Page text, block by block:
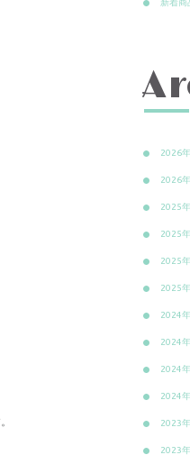
新着商
2026
2026
2025
2025
2025
2025
2024
2024
2024
2024
2023
2023